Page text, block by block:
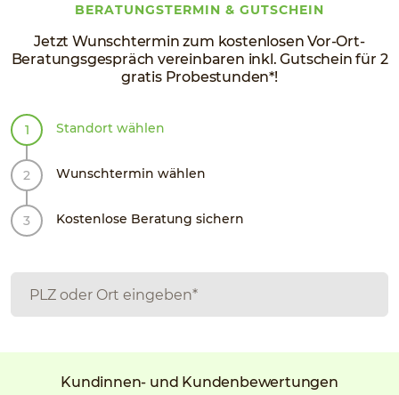
BERATUNGSTERMIN & GUTSCHEIN
Jetzt Wunschtermin zum kostenlosen Vor-Ort-
Beratungsgespräch vereinbaren inkl. Gutschein für 2
gratis Probestunden*!
Standort wählen
Wunschtermin wählen
Kostenlose Beratung sichern
Kundinnen- und Kundenbewertungen